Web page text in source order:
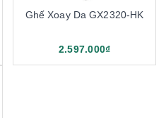
Ghế Xoay Da GX2320-HK
2.597.000₫